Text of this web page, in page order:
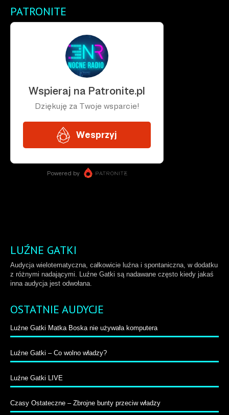
PATRONITE
LUŹNE GATKI
Audycja wielotematyczna, całkowicie luźna i spontaniczna, w dodatku
z różnymi nadającymi. Luźne Gatki są nadawane często kiedy jakaś
inna audycja jest odwołana.
OSTATNIE AUDYCJE
Luźne Gatki Matka Boska nie używała komputera
Luźne Gatki – Co wolno władzy?
Luźne Gatki LIVE
Czasy Ostateczne – Zbrojne bunty przeciw władzy